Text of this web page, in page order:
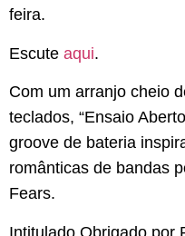
feira.
Escute aqui.
Com um arranjo cheio
teclados, “Ensaio
groove de bateria
românticas de bandas
Fears.
Intitulado Obrigado por